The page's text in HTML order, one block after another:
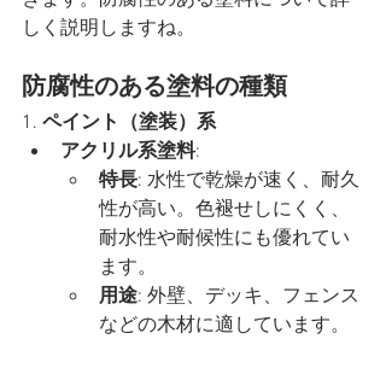
しく説明しますね。
防腐性のある塗料の種類
1. ペイント（塗装）系
アクリル系塗料:
特長: 水性で乾燥が速く、耐久
性が高い。色褪せしにくく、
耐水性や耐候性にも優れてい
ます。
用途: 外壁、デッキ、フェンス
などの木材に適しています。